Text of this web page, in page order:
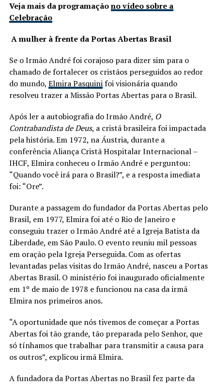
Veja mais da programaçãono vídeo sobre a
Celebração
A mulher à frente da Portas Abertas Brasil
Se o Irmão André foi corajoso para dizer sim para o
chamado de fortalecer os cristãos perseguidos ao redor
do mundo, Elmira Pasquinifoi visionária quando
resolveu trazer a Missão Portas Abertas para o Brasil.
Após ler a autobiografia do Irmão André, O
Contrabandista de Deus, a cristã brasileira foi impactada
pela história. Em 1972, na Áustria, durante a
conferência Aliança Cristã Hospitalar Internacional –
IHCF, Elmira conheceu o Irmão André e perguntou:
“Quando você irá para o Brasil?”, e a resposta imediata
foi: “Ore”.
Durante a passagem do fundador da Portas Abertas pelo
Brasil, em 1977, Elmira foi até o Rio de Janeiro e
conseguiu trazer o Irmão André até a Igreja Batista da
Liberdade, em São Paulo. O evento reuniu mil pessoas
em oração pela Igreja Perseguida. Com as ofertas
levantadas pelas visitas do Irmão André, nasceu a Portas
Abertas Brasil. O ministério foi inaugurado oficialmente
em 1º de maio de 1978 e funcionou na casa da irmã
Elmira nos primeiros anos.
“A oportunidade que nós tivemos de começar a Portas
Abertas foi tão grande, tão preparada pelo Senhor, que
só tínhamos que trabalhar para transmitir a causa para
os outros”, explicou irmã Elmira.
A fundadora da Portas Abertas no Brasil fez parte da